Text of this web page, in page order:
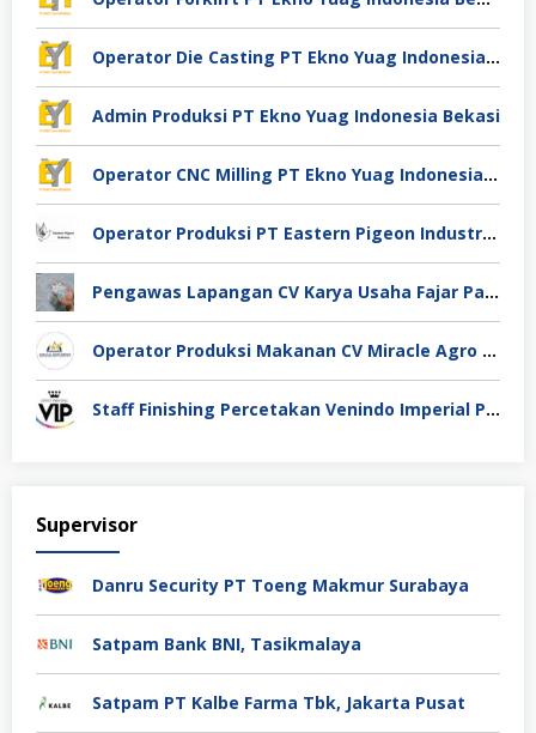
Operator Die Casting PT Ekno Yuag Indonesia Bekasi
Admin Produksi PT Ekno Yuag Indonesia Bekasi
Operator CNC Milling PT Ekno Yuag Indonesia Bekasi
Operator Produksi PT Eastern Pigeon Industry Deli Serdang
Pengawas Lapangan CV Karya Usaha Fajar Pasuruan
Operator Produksi Makanan CV Miracle Agro Spices Sidoarjo
Staff Finishing Percetakan Venindo Imperial Perkasa Bandung Kota
Supervisor
Danru Security PT Toeng Makmur Surabaya
Satpam Bank BNI, Tasikmalaya
Satpam PT Kalbe Farma Tbk, Jakarta Pusat